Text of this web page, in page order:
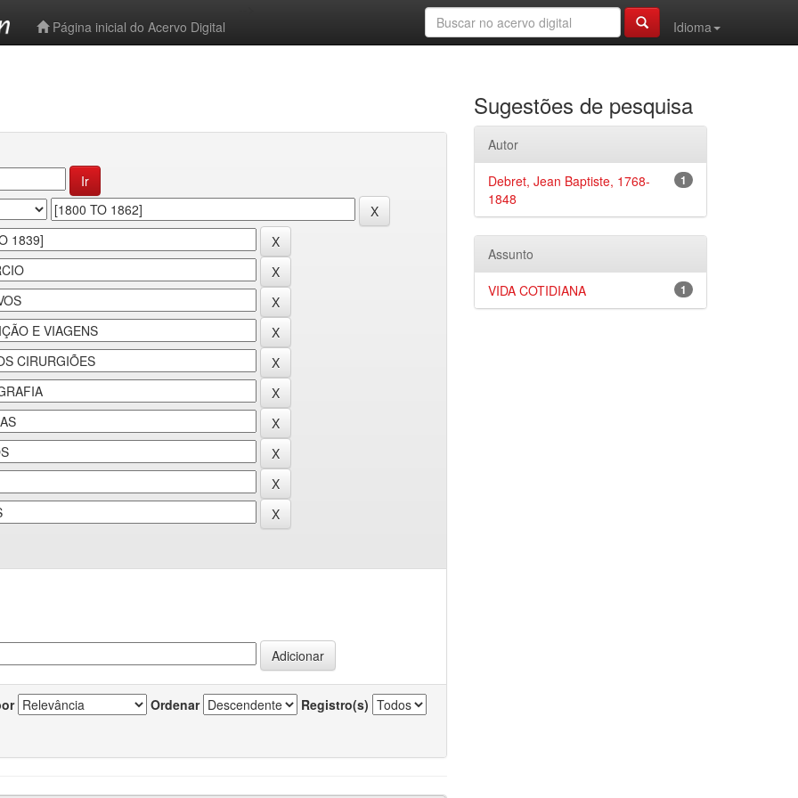
Página inicial do Acervo Digital
Idioma
Ordenar Registro(s)
Sugestões de pesquisa
Autor
1
Debret, Jean Baptiste, 1768-
1848
Assunto
1
VIDA COTIDIANA